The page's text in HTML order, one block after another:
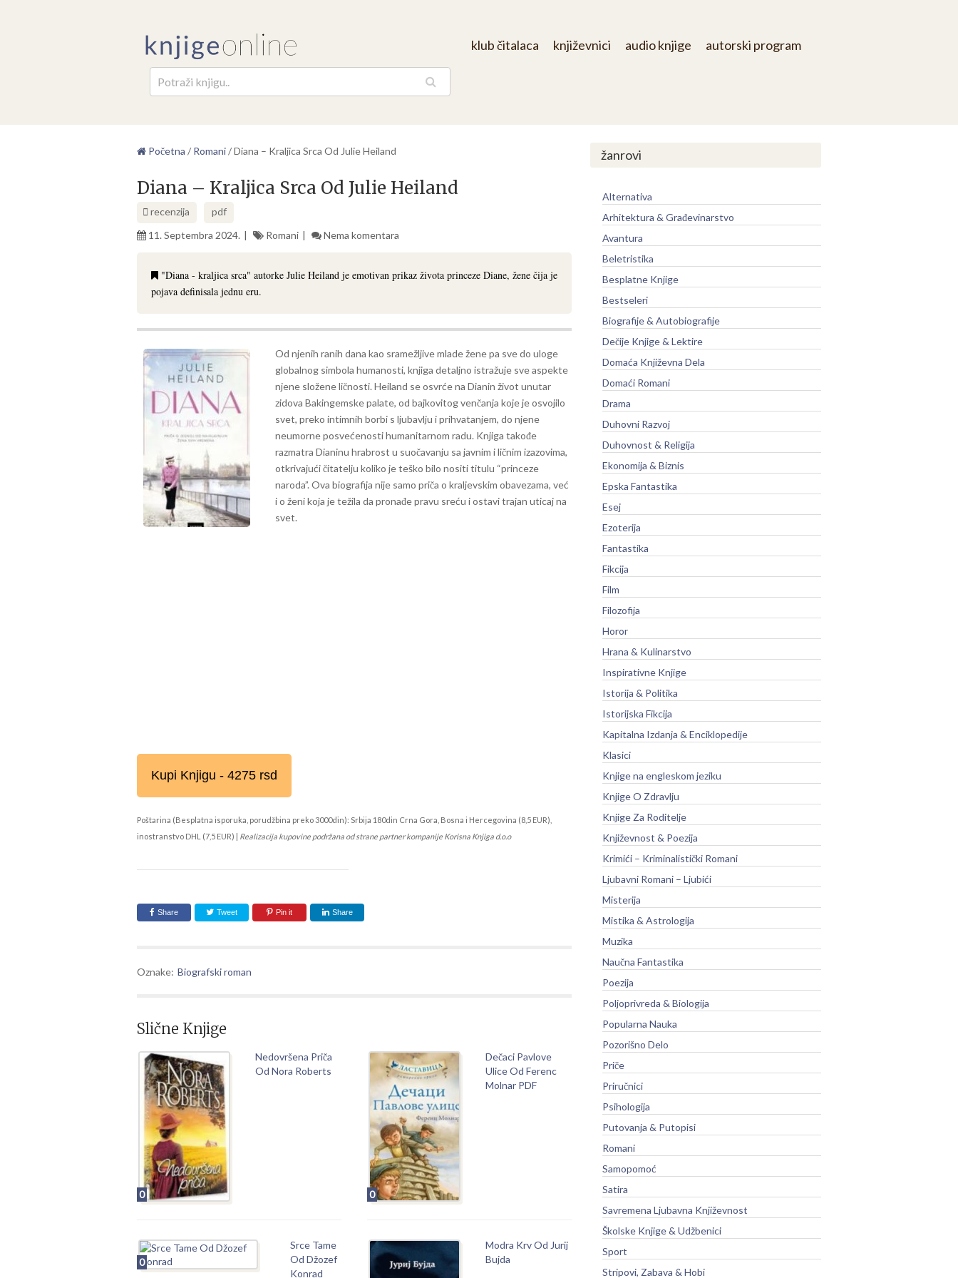
klub čitalaca književnici audio knjige autorski program
Početna / Romani/Diana – Kraljica Srca Od Julie Heiland
Diana – Kraljica Srca Od Julie Heiland
recenzija
pdf
11. Septembra 2024.
Romani Nema komentara
"Diana - kraljica srca" autorke Julie Heiland je emotivan prikaz života princeze Diane, žene čija je
pojava definisala jednu eru.
Od njenih ranih dana kao sramežljive mlade žene pa sve do uloge
globalnog simbola humanosti, knjiga detaljno istražuje sve aspekte
njene složene ličnosti. Heiland se osvrće na Dianin život unutar
zidova Bakingemske palate, od bajkovitog venčanja koje je osvojilo
svet, preko intimnih borbi s ljubavlju i prihvatanjem, do njene
neumorne posvećenosti humanitarnom radu. Knjiga takođe
razmatra Dianinu hrabrost u suočavanju sa javnim i ličnim izazovima,
otkrivajući čitatelju koliko je teško bilo nositi titulu “princeze
naroda”. Ova biografija nije samo priča o kraljevskim obavezama, već
i o ženi koja je težila da pronađe pravu sreću i ostavi trajan uticaj na
svet.
Kupi Knjigu - 4275 rsd
Poštarina (Besplatna isporuka, porudžbina preko 3000din): Srbija 180din Crna Gora, Bosna i Hercegovina (8,5 EUR),
inostranstvo DHL (7,5 EUR) | Realizacija kupovine podržana od strane partner kompanije Korisna Knjiga d.o.o
Share Tweet Pin it Share
Oznake: Biografski roman
Slične Knjige
0
Nedovršena Priča
Od Nora Roberts
0
Dečaci Pavlove
Ulice Od Ferenc
Molnar PDF
0
Srce Tame
Od Džozef
Konrad
Modra Krv Od Jurij
Bujda
žanrovi
Alternativa
Arhitektura & Građevinarstvo
Avantura
Beletristika
Besplatne Knjige
Bestseleri
Biografije & Autobiografije
Dečije Knjige & Lektire
Domaća Književna Dela
Domaći Romani
Drama
Duhovni Razvoj
Duhovnost & Religija
Ekonomija & Biznis
Epska Fantastika
Esej
Ezoterija
Fantastika
Fikcija
Film
Filozofija
Horor
Hrana & Kulinarstvo
Inspirativne Knjige
Istorija & Politika
Istorijska Fikcija
Kapitalna Izdanja & Enciklopedije
Klasici
Knjige na engleskom jeziku
Knjige O Zdravlju
Knjige Za Roditelje
Književnost & Poezija
Krimići – Kriminalistički Romani
Ljubavni Romani – Ljubići
Misterija
Mistika & Astrologija
Muzika
Naučna Fantastika
Poezija
Poljoprivreda & Biologija
Popularna Nauka
Pozorišno Delo
Priče
Priručnici
Psihologija
Putovanja & Putopisi
Romani
Samopomoć
Satira
Savremena Ljubavna Književnost
Školske Knjige & Udžbenici
Sport
Stripovi, Zabava & Hobi